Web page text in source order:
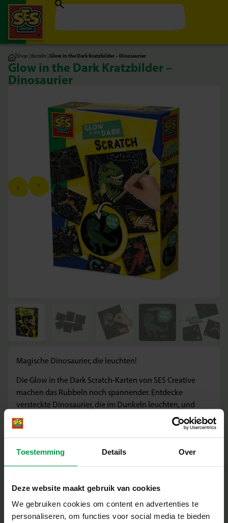
Toestemming Details Over
Deze website maakt gebruik van cookies
We gebruiken cookies om content en advertenties te
personaliseren, om functies voor social media te bieden
|Shop | Basteln |Glow in the Dark Kratzbilder – Dinosaurier
Glow in the Dark Kratzbilder –
Dinosaurier
Magische Dinosaurier, die leuchten!
Die Glow in the Dark Scratch-Karten von SES Creative
machen das Rubbeln noch spannender. Entdecke
versteckte Dinosaurier, die im Dunkeln leuchten, und
erwecke deine Kunstwerke zum Leben.
6 Rubbelkarten mit Glow-in-the-Dark-Effekt
Einzigartige Eigenschaften
Glow-in-the-Dark-Effekt für magische Ergebnisse
Mindestalter|
3+
Produktnummer|
14285
Teilen Sie dieses Produkt